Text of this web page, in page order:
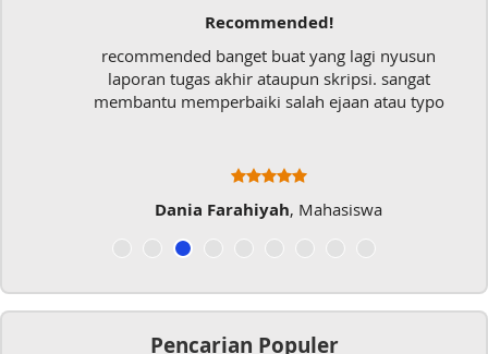
Recommended!
recommended banget buat yang lagi nyusun
laporan tugas akhir ataupun skripsi. sangat
membantu memperbaiki salah ejaan atau typo
Dania Farahiyah, Mahasiswa
Pencarian Populer